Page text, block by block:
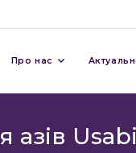
Про нас
азів